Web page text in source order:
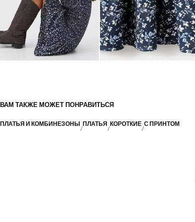
ВАМ ТАКЖЕ МОЖЕТ ПОНРАВИТЬСЯ
ПЛАТЬЯ И КОМБИНЕЗОНЫ ПЛАТЬЯ КОРОТКИЕ С ПРИНТОМ